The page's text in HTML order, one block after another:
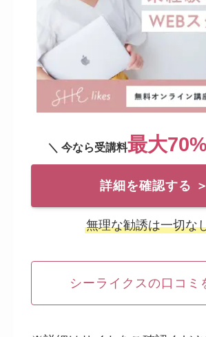
＼ 今なら受講料最大70%
詳細を確認する ＞
無理な勧誘は一切な
シーライクスの口コミ